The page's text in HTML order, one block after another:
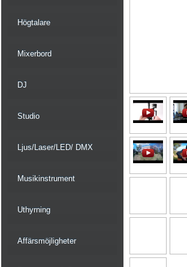
Högtalare
Mixerbord
DJ
Studio
Ljus/Laser/LED/ DMX
Musikinstrument
Uthyrning
Affärsmöjligheter